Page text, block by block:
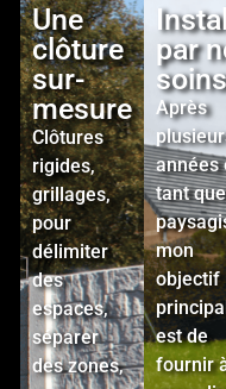
Une
clôture
sur-
mesure
Clôtures
rigides,
grillages,
pour
délimiter
des
espaces,
séparer
des zones,
par
soins
Après
années
tant que
mon
objectif
est de
fournir